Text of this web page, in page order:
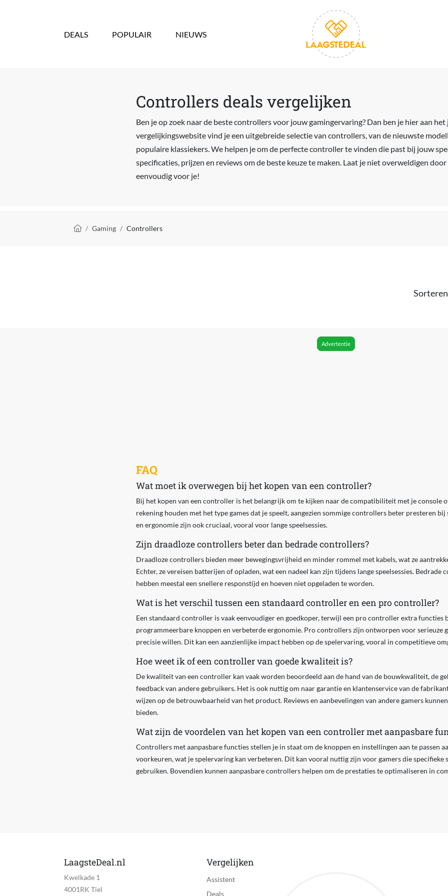
DEALS POPULAIR NIEUWS
Controllers deals vergelijken
Ben je op zoek naar de beste controllers voor jouw gamingervaring? Dan ben je hier aan
vergelijkingswebsite vind je een uitgebreide selectie van controllers, van de nieuwste
populaire klassiekers. We helpen je om de perfecte controller te vinden die past bij jouw
specificaties, prijzen en reviews om de beste keuze te maken. Laat je niet overweldigen
eenvoudig voor je!
Kruimelpad
Gaming Controllers
Advertentie
FAQ
Wat moet ik overwegen bij het kopen van een controller?
Bij het kopen van een controller is het belangrijk om te kijken naar de compatibiliteit met je console
rekening houden met het type games dat je speelt, aangezien sommige controllers beter presteren
en ergonomie zijn ook cruciaal, vooral voor lange speelsessies.
Zijn draadloze controllers beter dan bedrade controllers?
Draadloze controllers bieden meer bewegingsvrijheid en minder rommel met kabels, wat ze
Echter, ze vereisen batterijen of opladen, wat een nadeel kan zijn tijdens lange speelsessies. Bedrade
hebben meestal een snellere responstijd en hoeven niet opgeladen te worden.
Wat is het verschil tussen een standaard controller en een pro controller?
Een standaard controller is vaak eenvoudiger en goedkoper, terwijl een pro controller extra functies
programmeerbare knoppen en verbeterde ergonomie. Pro controllers zijn ontworpen voor serieuze
precisie willen. Dit kan een aanzienlijke impact hebben op de spelervaring, vooral in competitieve
Hoe weet ik of een controller van goede kwaliteit is?
De kwaliteit van een controller kan vaak worden beoordeeld aan de hand van de bouwkwaliteit, de
feedback van andere gebruikers. Het is ook nuttig om naar garantie en klantenservice van de
wijzen op de betrouwbaarheid van het product. Reviews en aanbevelingen van andere gamers
bieden.
Wat zijn de voordelen van het kopen van een controller met aanpasbare
Controllers met aanpasbare functies stellen je in staat om de knoppen en instellingen aan te passen
voorkeuren, wat je spelervaring kan verbeteren. Dit kan vooral nuttig zijn voor gamers die specifieke
gebruiken. Bovendien kunnen aanpasbare controllers helpen om de prestaties te optimaliseren in
LaagsteDeal.nl
Kwelkade 1
4001RK Tiel
Vergelijken
Assistent
Deals